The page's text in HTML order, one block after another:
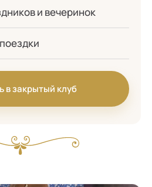
и вечеринок
в закрытый клуб